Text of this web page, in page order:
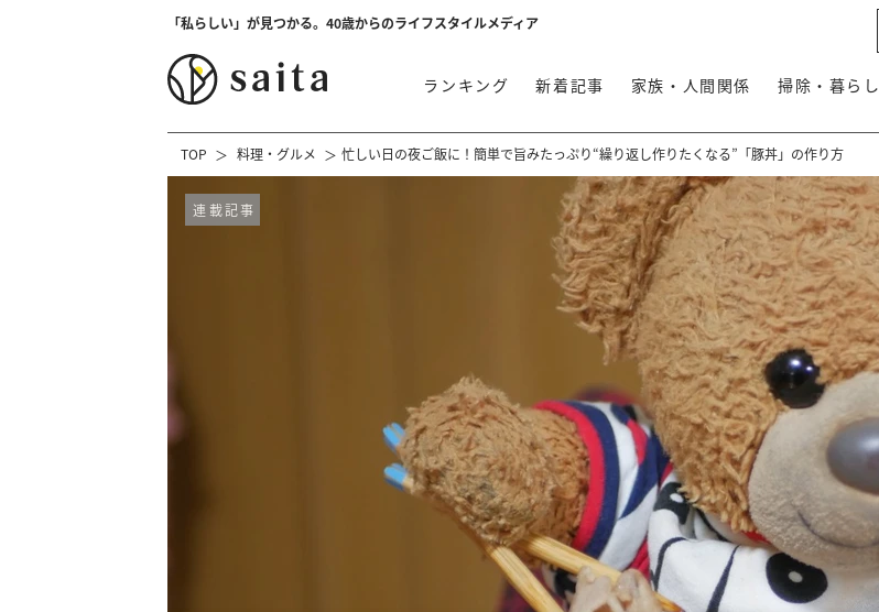
「私らしい」が見つかる。40歳からのライフスタイルメディア
ランキング 新着記事 家族・人間関係 掃除・暮らし
TOP 料理・グルメ 忙しい日の夜ご飯に！簡単で旨みたっぷり“繰り返し作りたくなる”「豚丼」の作り方
連載記事